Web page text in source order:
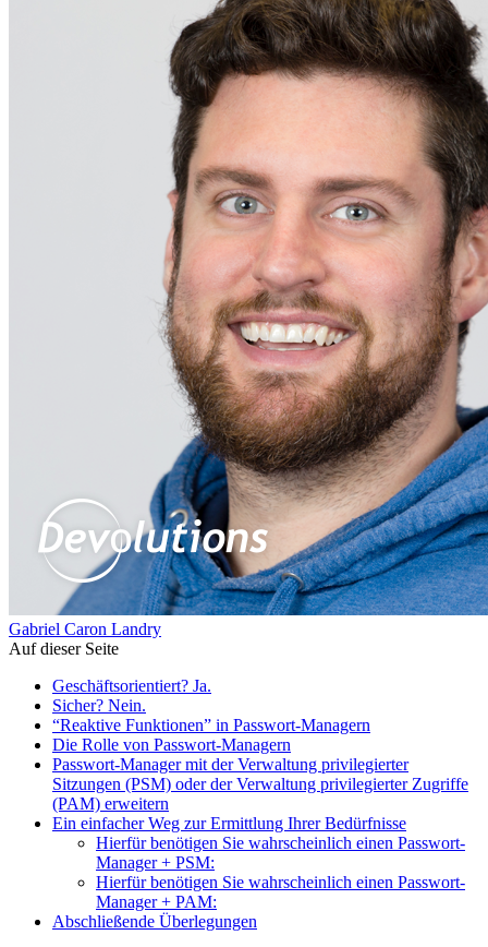
Gabriel Caron Landry
Auf dieser Seite
Geschäftsorientiert? Ja.
Sicher? Nein.
“Reaktive Funktionen” in Passwort-Managern
Die Rolle von Passwort-Managern
Passwort-Manager mit der Verwaltung privilegierter
Sitzungen (PSM) oder der Verwaltung privilegierter Zugriffe
(PAM) erweitern
Ein einfacher Weg zur Ermittlung Ihrer Bedürfnisse
Hierfür benötigen Sie wahrscheinlich einen Passwort-
Manager + PSM:
Hierfür benötigen Sie wahrscheinlich einen Passwort-
Manager + PAM:
Abschließende Überlegungen